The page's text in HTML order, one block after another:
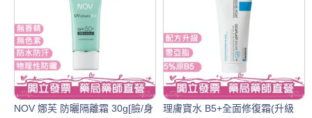
NOV 娜芙 防曬隔離霜 30g[臉/身
理膚寶水 B5+全面修復霜(升級